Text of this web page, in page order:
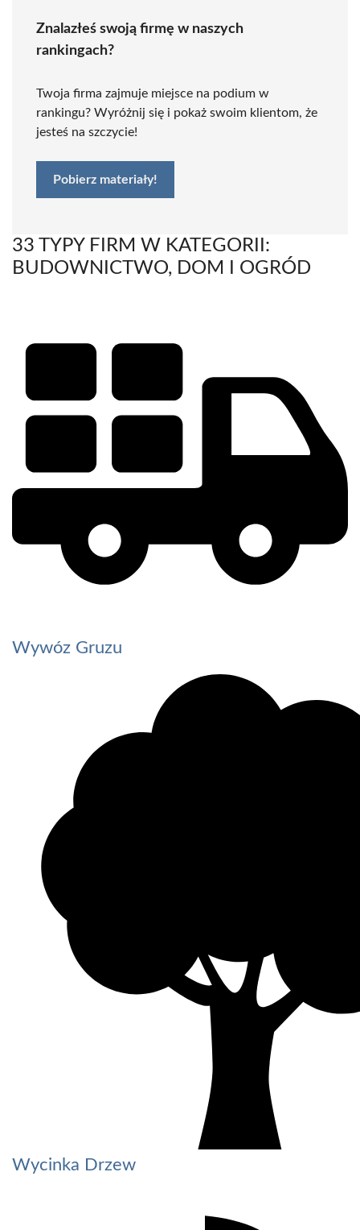
Znalazłeś swoją firmę w naszych
rankingach?
Twoja firma zajmuje miejsce na podium w
rankingu? Wyróżnij się i pokaż swoim klientom, że
jesteś na szczycie!
Pobierz materiały!
33 TYPY FIRM W KATEGORII:
BUDOWNICTWO, DOM I OGRÓD
Wywóz Gruzu
Wycinka Drzew